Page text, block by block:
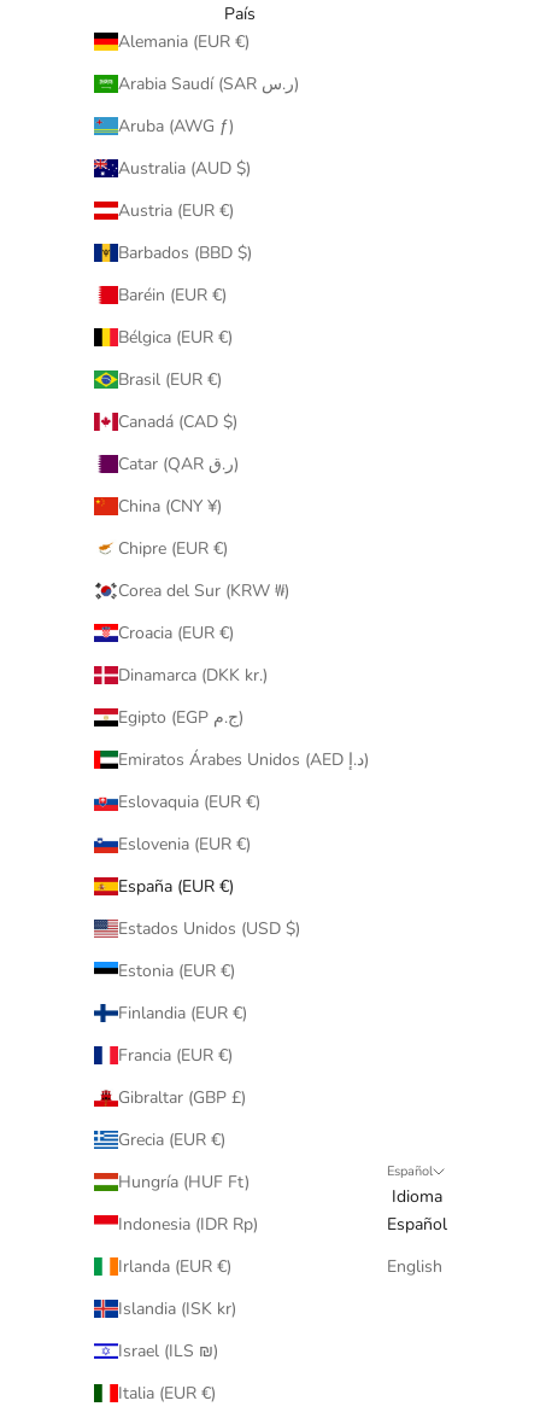
País
Alemania (EUR €)
Arabia Saudí (SAR ر.س)
Aruba (AWG ƒ)
Australia (AUD $)
Austria (EUR €)
Barbados (BBD $)
Baréin (EUR €)
Bélgica (EUR €)
Brasil (EUR €)
Canadá (CAD $)
Catar (QAR ر.ق)
China (CNY ¥)
Chipre (EUR €)
Corea del Sur (KRW ₩)
Croacia (EUR €)
Dinamarca (DKK kr.)
Egipto (EGP ج.م)
Emiratos Árabes Unidos (AED د.إ)
Eslovaquia (EUR €)
Eslovenia (EUR €)
España (EUR €)
Estados Unidos (USD $)
Estonia (EUR €)
Finlandia (EUR €)
Francia (EUR €)
Gibraltar (GBP £)
Grecia (EUR €)
Hungría (HUF Ft)
Indonesia (IDR Rp)
Irlanda (EUR €)
Islandia (ISK kr)
Israel (ILS ₪)
Italia (EUR €)
Español
Idioma
Español
English